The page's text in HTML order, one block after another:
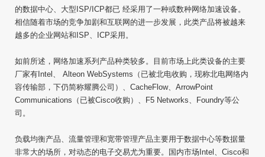
的数据中心、大型ISP/ICP都已 经采用了一种或数种网络加速设备。
相信随着市场的竞争加剧和互联网的进一步发展，此类产品将被越来
越多的企业网站和ISP、ICP采用。
如前所述，网络加速系列产品种类较多。目前市场上此类设备的主要
厂家有Intel、 Alteon WebSystems（已被北电收购，现称北电网络内
容传输部，下仍简称耀腾公司）、CacheFlow、ArrowPoint
Communications（已被Cisco收购）、F5 Networks、Foundry等公
司。
负载均衡产品、流量管理和宽带管理产品主要用于数据中心等数据量
非常大的场所，对动态的电子交易尤为重要。国内市场Intel、Cisco和